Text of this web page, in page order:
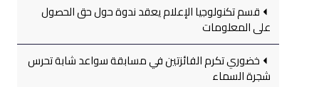
قسم تكنولوجيا الإعلام يعقد ندوة حول حق الحصول
على المعلومات
خضوري تكرم الفائزتين في مسابقة سواعد شابة تحرس
شجرة السماء